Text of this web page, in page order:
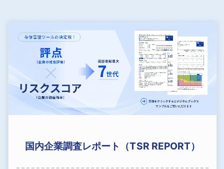
国内企業調査レポート（TSR REPORT）